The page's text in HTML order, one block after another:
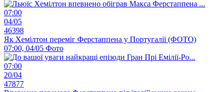
07:00
04/05
46398
Як Хемілтон переміг Ферстаппена у Португалії (ФОТО)
07:00, 04/05 Фото
07:00
20/04
47877